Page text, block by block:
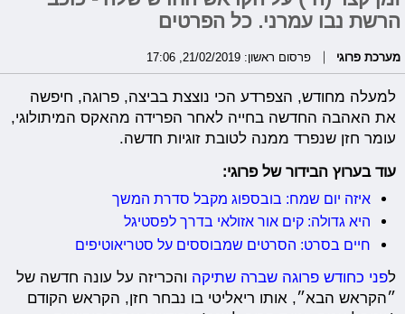
הרשת נבו עמרני. כל הפרטים
מערכת פרוגי פרסום ראשון: 21/02/2019, 17:06
למעלה מחודש, הצפרדע הכי נוצצת בביצה, פרוגה, חיפשה
את האהבה החדשה בחייה לאחר הפרידה מהאקס המיתולוגי,
עומר חזן שנפרד ממנה לטובת זוגיות חדשה.
עוד בערוץ הבידור של פרוגי:
איזה יום שמח: בובספוג מקבל סדרת המשך
היא גדולה: קים אור אזולאי בדרך לפסטיגל
חיים בסרט: הסרטים שמבוססים על סטריאוטיפים
לפני כחודש פרוגה שברה שתיקה והכריזה על עונה חדשה של
״הקראש הבא״, אותו ריאליטי בו נבחר חזן, הקראש הקודם